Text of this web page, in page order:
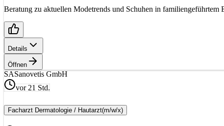
Beratung zu aktuellen Modetrends und Schuhen in
Details
Öffnen
SASanovetis GmbH
vor 21 Std.
Facharzt Dermatologie / Hautarzt(m/w/x)